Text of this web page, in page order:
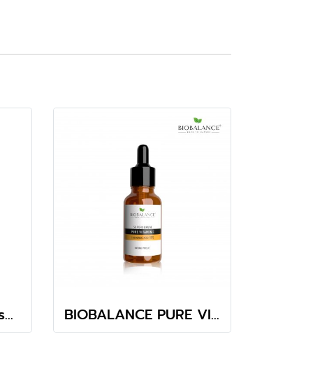
Acnevit Forte Blemish Antioxidant Serum 30ml (เซรั่ม AOXเพื่อคนผิวมัน เป็นสิวง่ายโดยเฉพาะ) BIOBALANCE PURE VITAMIN C L-ASCORBIC ACID 10% SUPER SERUM